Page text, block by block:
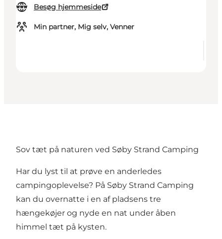
Besøg hjemmeside
Min partner, Mig selv, Venner
Sov tæt på naturen ved Søby Strand Camping
Har du lyst til at prøve en anderledes
campingoplevelse? På Søby Strand Camping
kan du overnatte i en af pladsens tre
hængekøjer og nyde en nat under åben
himmel tæt på kysten.